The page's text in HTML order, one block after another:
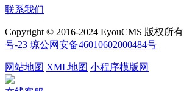
联系我们
Copyright © 2016-2024 EyouCMS 版权所有
号-23 琼公网安备46010602000484号
网站地图 XML地图 小程序模版网